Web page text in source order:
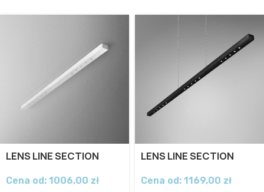
LENS LINE SECTION
Cena od: 1006,00 zł
LENS LINE SECTION
Cena od: 1169,00 zł